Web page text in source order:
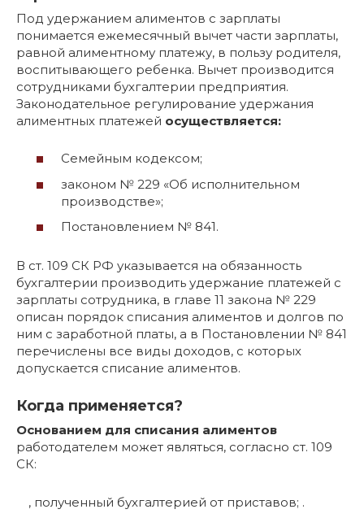
Под удержанием алиментов с зарплаты
понимается ежемесячный вычет части зарплаты,
равной алиментному платежу, в пользу родителя,
воспитывающего ребенка. Вычет производится
сотрудниками бухгалтерии предприятия.
Законодательное регулирование удержания
алиментных платежей осуществляется:
Семейным кодексом;
законом № 229 «Об исполнительном
производстве»;
Постановлением № 841.
В ст. 109 СК РФ указывается на обязанность
бухгалтерии производить удержание платежей с
зарплаты сотрудника, в главе 11 закона № 229
описан порядок списания алиментов и долгов по
ним с заработной платы, а в Постановлении № 841
перечислены все виды доходов, с которых
допускается списание алиментов.
Когда применяется?
Основанием для списания алиментов
работодателем может являться, согласно ст. 109
СК:
, полученный бухгалтерией от приставов; .